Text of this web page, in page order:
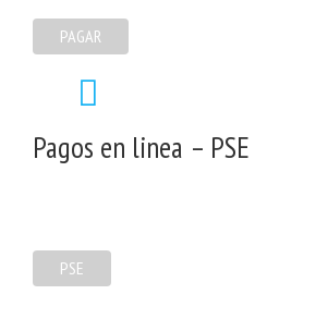
PAGAR
Pagos en linea – PSE
PSE